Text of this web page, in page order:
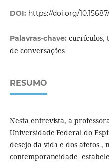
DOI: https://doi.org/
Palavras-chave: currículos,
de conversações
RESUMO
Nesta entrevista, a
Universidade Federal do
desejo da vida e dos afetos ,
contemporaneidade